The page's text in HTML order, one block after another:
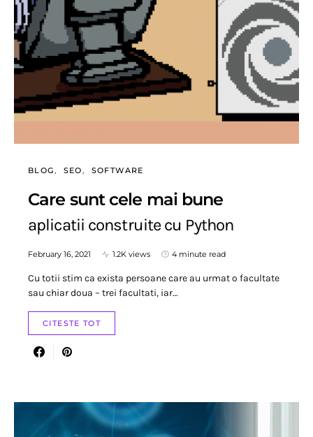
BLOG SEO SOFTWARE
Care sunt cele mai bune
aplicatii construite cu Python
February 16, 2021 1.2K views 4 minute read
Cu totii stim ca exista persoane care au urmat o facultate
sau chiar doua – trei facultati, iar…
CITESTE TOT